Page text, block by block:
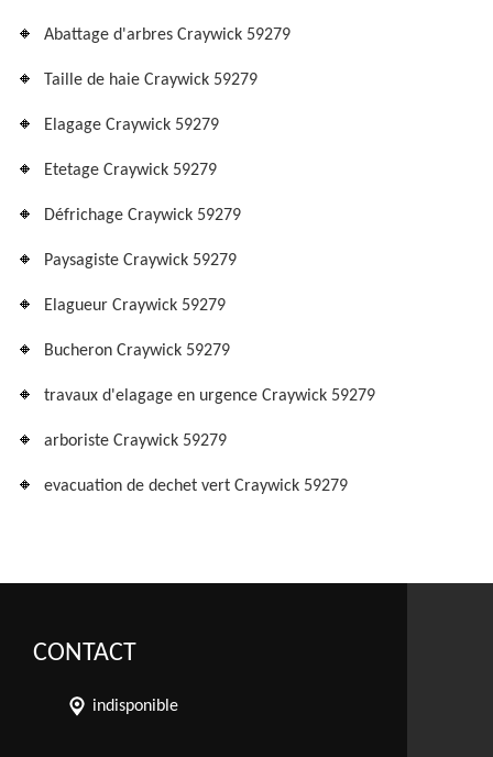
Abattage d'arbres Craywick 59279
Taille de haie Craywick 59279
Elagage Craywick 59279
Etetage Craywick 59279
Défrichage Craywick 59279
Paysagiste Craywick 59279
Elagueur Craywick 59279
Bucheron Craywick 59279
travaux d'elagage en urgence Craywick 59279
arboriste Craywick 59279
evacuation de dechet vert Craywick 59279
CONTACT
indisponible